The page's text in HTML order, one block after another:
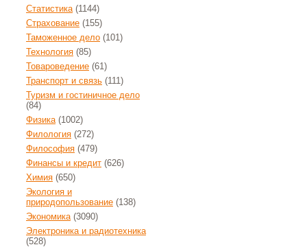
Статистика(1144)
Страхование (155)
Таможенное дело (101)
Технология (85)
Товароведение (61)
Транспорт и связь (111)
Туризм и гостиничное дело
(84)
Физика(1002)
Филология (272)
Философия (479)
Финансы и кредит (626)
Химия (650)
Экология и
природопользование (138)
Экономика(3090)
Электроника и радиотехника
(528)